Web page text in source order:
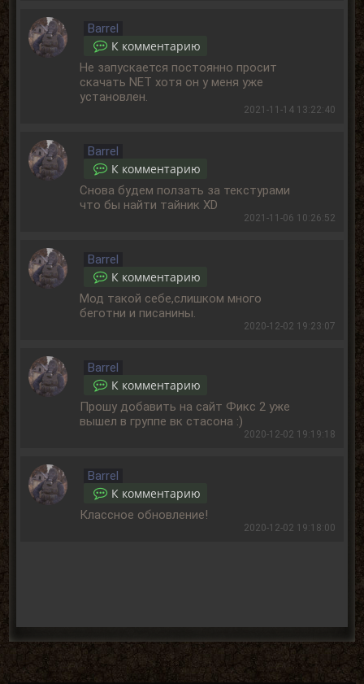
Barrel
К комментарию
Не запускается постоянно просит
скачать NET хотя он у меня уже
установлен.
2021-11-14 13:22:40
Barrel
К комментарию
Снова будем ползать за текстурами
что бы найти тайник XD
2021-11-06 10:26:52
Barrel
К комментарию
Мод такой себе,слишком много
беготни и писанины.
2020-12-02 19:23:07
Barrel
К комментарию
Прошу добавить на сайт Фикс 2 уже
вышел в группе вк стасона :)
2020-12-02 19:19:18
Barrel
К комментарию
Классное обновление!
2020-12-02 19:18:00